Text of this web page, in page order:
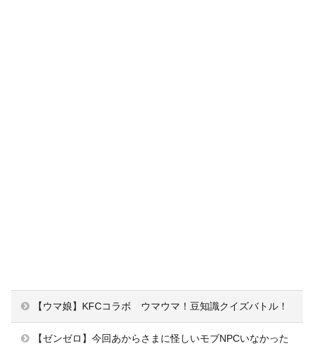
【ウマ娘】KFCコラボ ウマウマ！豆知識クイズバトル！
【ゼンゼロ】今回あからさまに怪しいモブNPCいなかった